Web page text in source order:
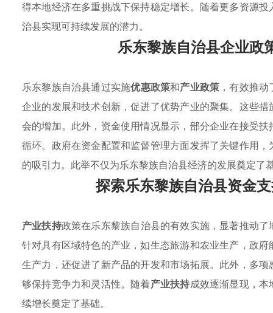
得本地经济在多重挑战下保持稳定增长。随着更多资源
治县实现可持续发展的潜力。
乐东黎族自治县企业政
乐东黎族自治县通过实施优惠政策和产业政策 ，有效推
企业的发展和技术创新，促进了优势产业的聚集。这些
会的增加。此外，资金使用情况显示，部分企业在接受
循环。政府在资金配置和监督管理方面发挥了关键作用
的吸引力。此举不仅为乐东黎族自治县经济的发展奠定了
探索乐东黎族自治县资金
产业扶持政策在乐东黎族自治县的有效实施，显著推动
针对具有区域特色的产业，如生态旅游和农业生产，政
生产力，还促进了新产品的开发和市场拓展。此外，多
够保持竞争力和灵活性。随着产业扶持成效逐渐显现，
续增长奠定了基础。